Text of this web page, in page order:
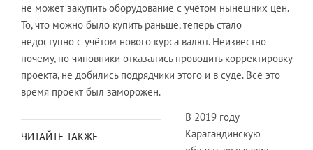
не может закупить оборудование с учётом нынешних цен.
То, что можно было купить раньше, теперь стало
недоступно с учётом нового курса валют. Неизвестно
почему, но чиновники отказались проводить корректировку
проекта, не добились подрядчики этого и в суде. Всё это
время проект был заморожен.
ЧИТАЙТЕ ТАКЖЕ
В 2019 году
Карагандинскую